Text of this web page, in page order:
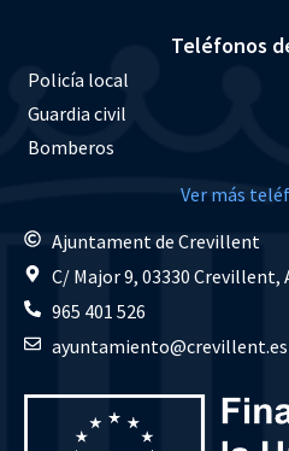
Teléfonos
Policía local
Guardia civil
Bomberos
Ver más
Ajuntament de Crevillent
C/ Major 9, 03330 Crevillent,
965 401 526
ayuntamiento@crevillent.es